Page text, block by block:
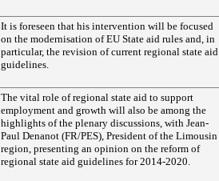
It is foreseen that his intervention will be focused
on the modernisation of EU State aid rules and, in
particular, the revision of current regional state aid
guidelines.
The vital role of regional state aid to support
employment and growth will also be among the
highlights of the plenary discussions, with Jean-
Paul Denanot (FR/PES), President of the Limousin
region, presenting an opinion on the reform of
regional state aid guidelines for 2014-2020.